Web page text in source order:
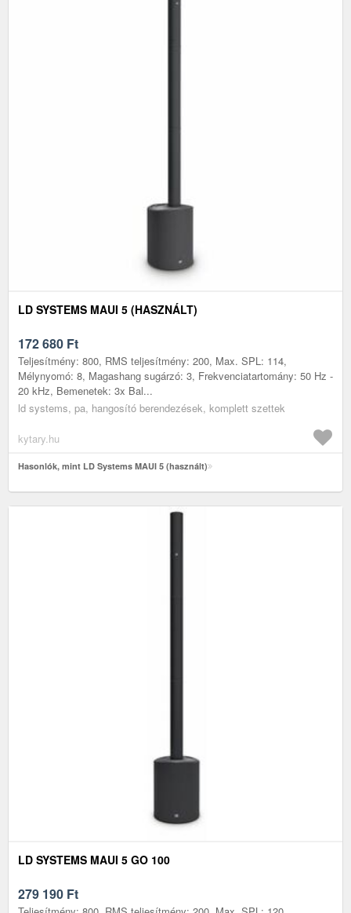
LD SYSTEMS MAUI 5 (HASZNÁLT)
172 680 Ft
Teljesítmény: 800, RMS teljesítmény: 200, Max. SPL: 114,
Mélynyomó: 8, Magashang sugárzó: 3, Frekvenciatartomány: 50 Hz -
20 kHz, Bemenetek: 3x Bal...
ld systems, pa, hangosító berendezések, komplett szettek
kytary.hu
Hasonlók, mint LD Systems MAUI 5 (használt)
LD SYSTEMS MAUI 5 GO 100
279 190 Ft